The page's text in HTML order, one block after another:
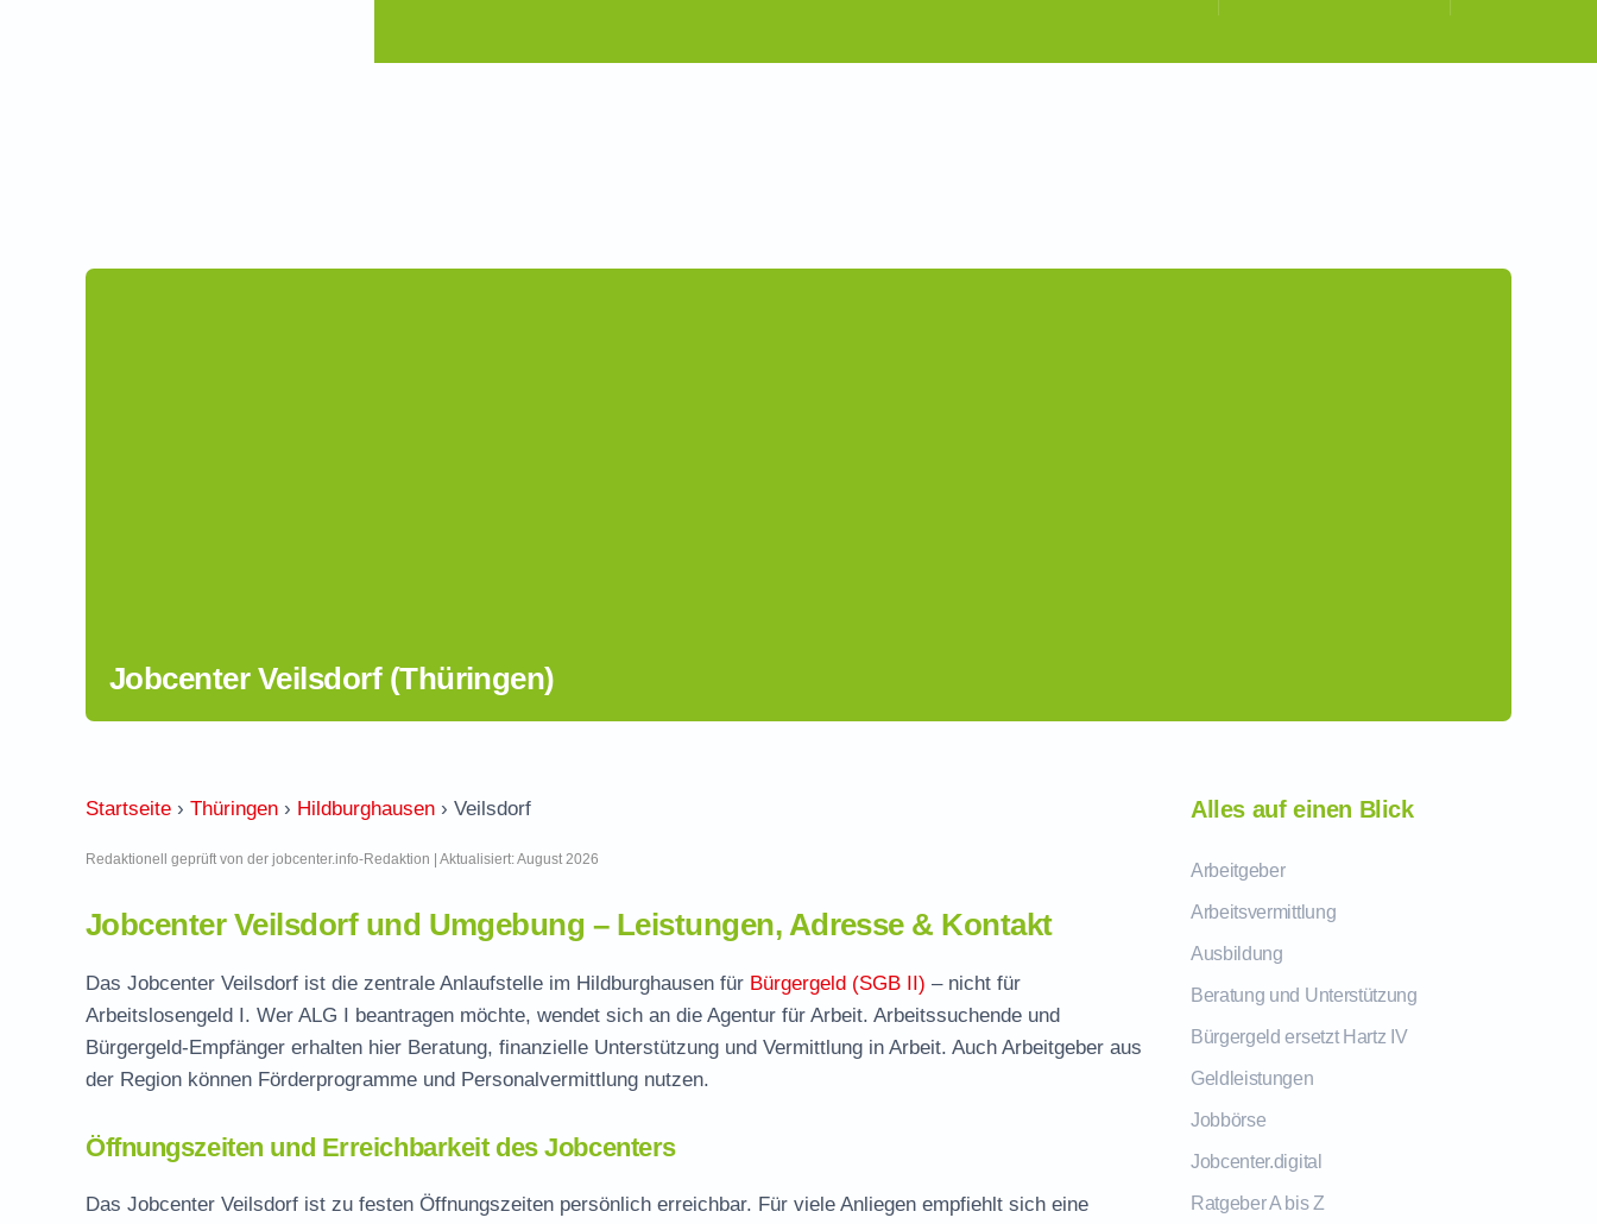
Jobcenter Veilsdorf (Thüringen)
Startseite › Thüringen › Hildburghausen › Veilsdorf
Redaktionell geprüft von der jobcenter.info-Redaktion | Aktualisiert: August 2026
Jobcenter Veilsdorf und Umgebung – Leistungen, Adresse & Kontakt
Das Jobcenter Veilsdorf ist die zentrale Anlaufstelle im Hildburghausen für Bürgergeld (SGB II) – nicht für
Arbeitslosengeld I. Wer ALG I beantragen möchte, wendet sich an die Agentur für Arbeit. Arbeitssuchende und
Bürgergeld-Empfänger erhalten hier Beratung, finanzielle Unterstützung und Vermittlung in Arbeit. Auch Arbeitgeber aus
der Region können Förderprogramme und Personalvermittlung nutzen.
Öffnungszeiten und Erreichbarkeit des Jobcenters
Das Jobcenter Veilsdorf ist zu festen Öffnungszeiten persönlich erreichbar. Für viele Anliegen empfiehlt sich eine
Alles auf einen Blick
Arbeitgeber
Arbeitsvermittlung
Ausbildung
Beratung und Unterstützung
Bürgergeld ersetzt Hartz IV
Geldleistungen
Jobbörse
Jobcenter.digital
Ratgeber A bis Z